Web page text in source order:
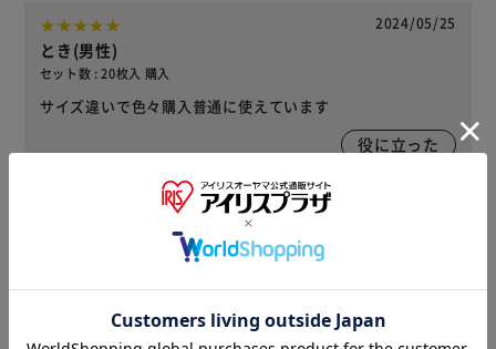
2024/05/25
とき(男性)
セット数 : 20枚入 購入
サイズ違いで色々購入普通に使えています
役に立った
ちょうどいいサイズ感でした！
役に立った